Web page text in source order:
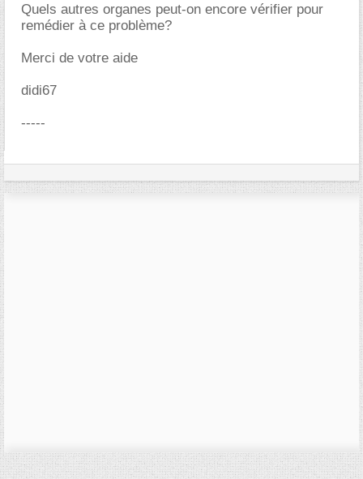
Quels autres organes peut-on encore vérifier pour
remédier à ce problème?
Merci de votre aide
didi67
-----